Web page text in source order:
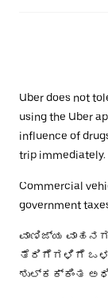
Uber does not
using the Uber
influence of
trip immediately.
Commercial
government
ವಾಣಿಜ್ಯ
ತೆರಿಗೆಗಳಿಗೆ
ಶುಲ್ಕಕ್ಕಿಂತ